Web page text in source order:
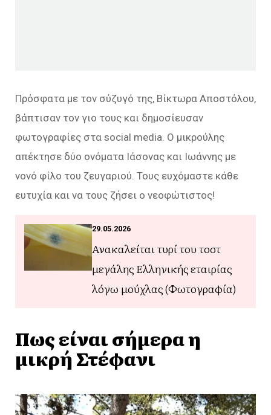
Πρόσφατα με τον σύζυγό της, Βίκτωρα Αποστόλου,
βάπτισαν τον γιο τους και δημοσίευσαν
φωτογραφίες στα social media. Ο μικρούλης
απέκτησε δύο ονόματα Ιάσονας και Ιωάννης με
νονό φίλο του ζευγαριού. Τους ευχόμαστε κάθε
ευτυχία και να τους ζήσει ο νεοφώτιστος!
29.05.2026
Ανακαλείται τυρί του τοστ
μεγάλης Ελληνικής εταιρίας
λόγω μούχλας (Φωτογραφία)
Πως είναι σήμερα η
μικρή Στέφανι